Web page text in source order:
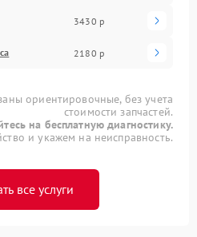
3430 р
2180 р
ориентировочные, без учета
стоимости запчастей.
на бесплатную диагностику.
и укажем на неисправность.
все услуги